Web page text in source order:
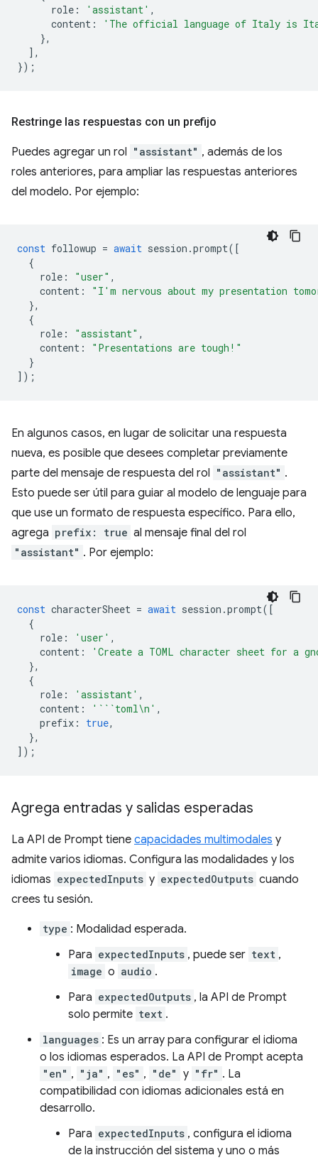
role : 'assistant' ,
content :
'The official language of Italy is
},
],
});
Restringe las respuestas con un prefijo
Puedes agregar un rol "assistant" , además de los
roles anteriores, para ampliar las respuestas anteriores
del modelo. Por ejemplo:
const followup = await session .prompt([
{
role : "user" ,
content :
"I'm nervous about my presentation
},
{
role : "assistant" ,
content :
"Presentations are tough!"
}
]);
En algunos casos, en lugar de solicitar una respuesta
nueva, es posible que desees completar previamente
parte del mensaje de respuesta del rol "assistant" .
Esto puede ser útil para guiar al modelo de lenguaje para
que use un formato de respuesta específico. Para ello,
agrega prefix: true al mensaje final del rol
"assistant" . Por ejemplo:
const characterSheet = await session .prompt([
{
role : 'user' ,
content :
'Create a TOML character sheet for a
},
{
role : 'assistant' ,
content : '```toml\n' ,
prefix : true,
},
]);
Agrega entradas y salidas esperadas
La API de Prompt tiene capacidades multimodales y
admite varios idiomas. Configura las modalidades y los
idiomas expectedInputs y expectedOutputs cuando
crees tu sesión.
type : Modalidad esperada.
Para expectedInputs , puede ser text ,
image o audio .
Para expectedOutputs , la API de Prompt
solo permite text .
languages : Es un array para configurar el idioma
o los idiomas esperados. La API de Prompt acepta
"en" , "ja" , "es" , "de" y "fr" . La
compatibilidad con idiomas adicionales está en
desarrollo.
Para expectedInputs , configura el idioma
de la instrucción del sistema y uno o más